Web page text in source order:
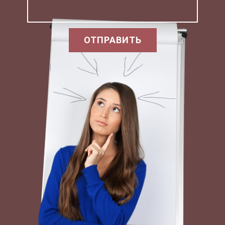
г.Запорожье - Днепровский, Микитовский
ртутный комбинаты и др.). Атмосферные
загрязнители разделяют на первичные,
поступающие непосредственно в атмосферу, и
вторичные, являющиеся результатом
превращения последних. Так, поступающий в
атмосферу сернистый газ окисляется до серного
ангидрида, который взаимодействует с парами
воды и образует капельки серной кислоты. При
взаимодействии серного ангидрида с аммиаком
образуются кристаллы сульфата аммония.
Подобным образом, в результате химических,
фотохимических, физико-химических реакций
между загрязняющими веществами и
компонентами атмосферы, образуются другие
вторичные признаки.
ОТПРАВИТЬ